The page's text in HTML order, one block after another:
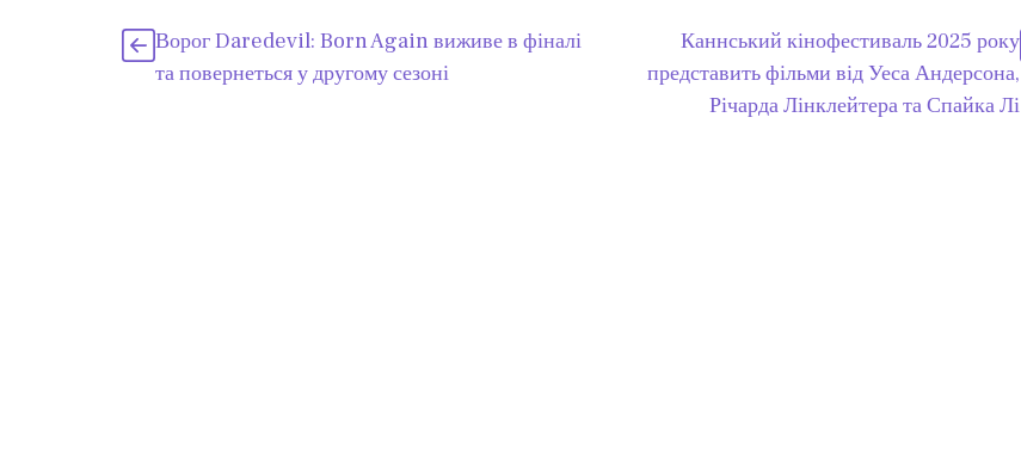
Ворог Daredevil: Born Again виживе в фіналі
та повернеться у другому сезоні
Каннський кінофестиваль 2025 року
представить фільми від Уеса Андерсона,
Річарда Лінклейтера та Спайка Лі